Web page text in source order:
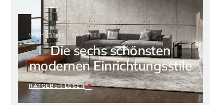
WOHNSTILE · 05 / 2025
Die sechs schönsten
modernen Einrichtungsstile
RATGEBER LESEN